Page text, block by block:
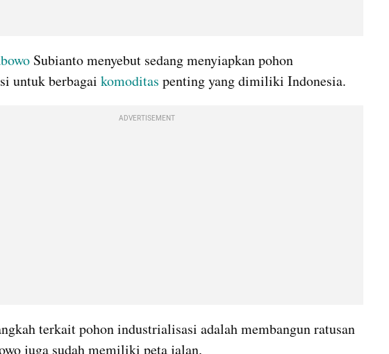
Subianto menyebut sedang menyiapkan pohon
untuk berbagai komoditas penting yang dimiliki Indonesia.
ADVERTISEMENT
terkait pohon industrialisasi adalah membangun ratusan
juga sudah memiliki peta jalan.